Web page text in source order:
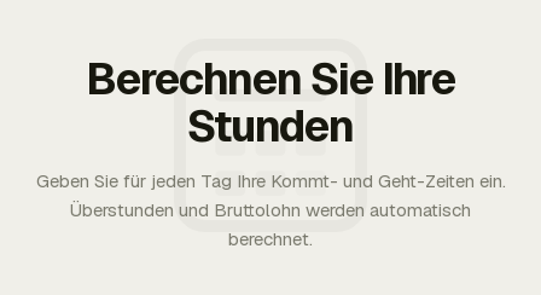
Berechnen Sie Ihre
Stunden
Geben Sie für jeden Tag Ihre Kommt- und Geht-Zeiten ein.
Überstunden und Bruttolohn werden automatisch
berechnet.